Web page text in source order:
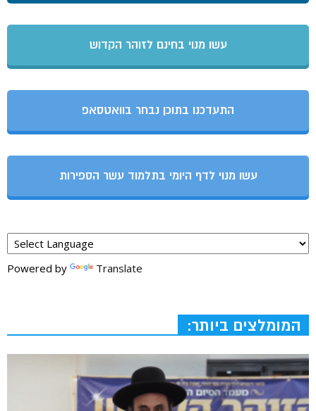
עשו מנוי בחינם לזוהר הקדוש
התעדכנו בתוכן נבחר בוואטסאפ
עשו מנוי לדף היומי בתלמוד עשר הספירות
Powered by Translate
המומלצים ביותר: